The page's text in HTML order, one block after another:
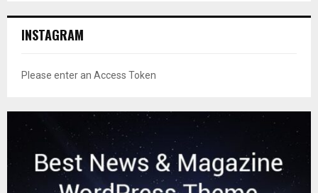
INSTAGRAM
Please enter an Access Token